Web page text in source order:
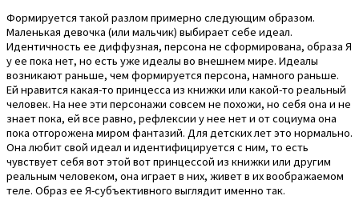
Формируется такой разлом примерно следующим образом.
Маленькая девочка (или мальчик) выбирает себе идеал.
Идентичность ее диффузная, персона не сформирована, образа Я
у ее пока нет, но есть уже идеалы во внешнем мире. Идеалы
возникают раньше, чем формируется персона, намного раньше.
Ей нравится какая-то принцесса из книжки или какой-то реальный
человек. На нее эти персонажи совсем не похожи, но себя она и не
знает пока, ей все равно, рефлексии у нее нет и от социума она
пока отгорожена миром фантазий. Для детских лет это нормально.
Она любит свой идеал и идентифицируется с ним, то есть
чувствует себя вот этой вот принцессой из книжки или другим
реальным человеком, она играет в них, живет в их воображаемом
теле. Образ ее Я-субъективного выглядит именно так.